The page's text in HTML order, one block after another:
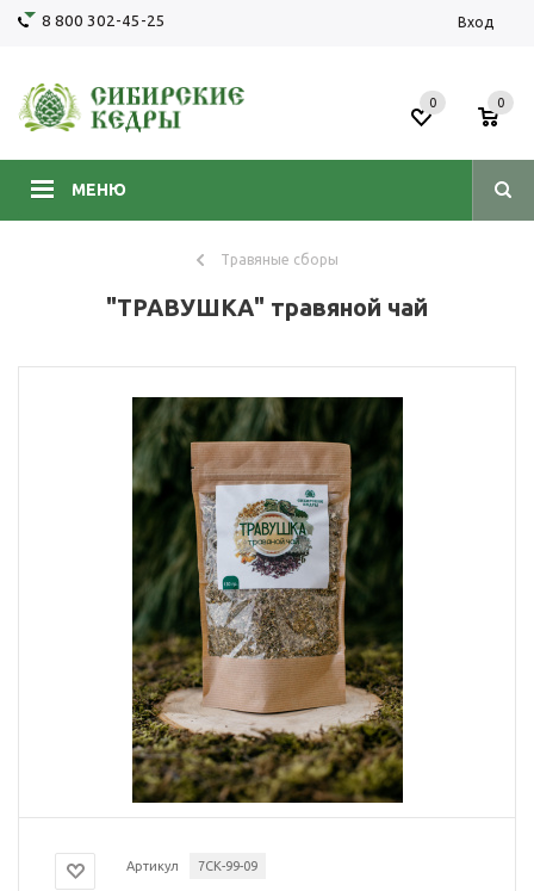
8 800 302-45-25 Вход
МЕНЮ
0 0
Травяные сборы
"ТРАВУШКА" травяной чай
Артикул 7СК-99-09